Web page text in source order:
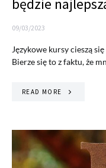
09/03/2023
Językowe kursy cieszą
Bierze się to z faktu, że
READ MORE